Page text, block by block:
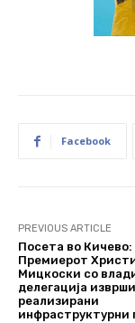
Facebook
PREVIOUS ARTICLE
Посета во Кичево:
Премиерот
Мицкоски со
делегација
реализирани
инфраструктурни